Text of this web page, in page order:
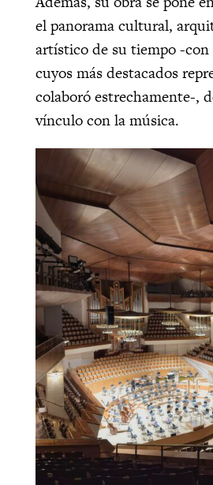
el panorama cultural,
artístico de su tiempo -con
cuyos más destacados
colaboró estrechamente-,
vínculo con la música.